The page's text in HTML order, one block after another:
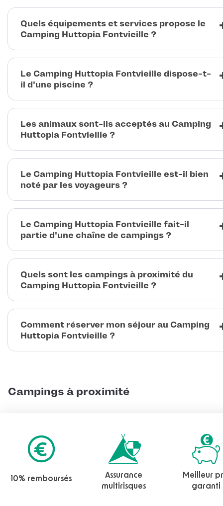
Quels équipements et services propose le
Camping Huttopia Fontvieille ?
Le Camping Huttopia Fontvieille dispose-t-
il d'une piscine ?
Les animaux sont-ils acceptés au Camping
Huttopia Fontvieille ?
Le Camping Huttopia Fontvieille est-il bien
noté par les voyageurs ?
Le Camping Huttopia Fontvieille fait-il
partie d'une chaîne de campings ?
Quels sont les campings à proximité du
Camping Huttopia Fontvieille ?
Comment réserver mon séjour au Camping
Huttopia Fontvieille ?
Campings à proximité
10% remboursés
Assurance
multirisques
Meilleur
garanti